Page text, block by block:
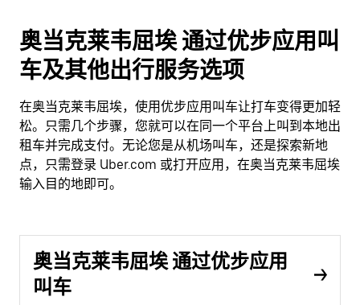
奥当克莱韦屈埃 通过优步应用叫
车及其他出行服务选项
在奥当克莱韦屈埃，使用优步应用叫车让打车变得更加轻
松。只需几个步骤，您就可以在同一个平台上叫到本地出
租车并完成支付。无论您是从机场叫车，还是探索新地
点，只需登录 Uber.com 或打开应用，在奥当克莱韦屈埃
输入目的地即可。
奥当克莱韦屈埃 通过优步应用
叫车